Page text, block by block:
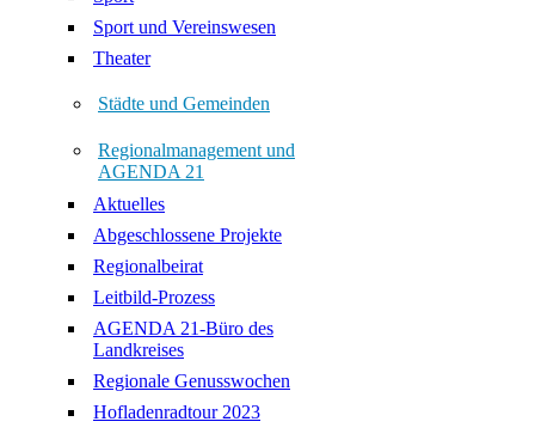
Sport und Vereinswesen
Theater
Städte und Gemeinden
Regionalmanagement und
AGENDA 21
Aktuelles
Abgeschlossene Projekte
Regionalbeirat
Leitbild-Prozess
AGENDA 21-Büro des
Landkreises
Regionale Genusswochen
Hofladenradtour 2023